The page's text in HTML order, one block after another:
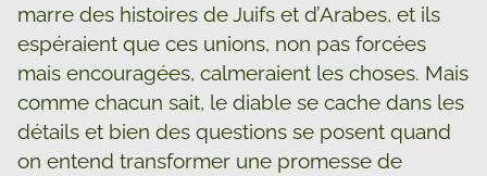
marre des histoires de Juifs et d’Arabes, et ils
espéraient que ces unions, non pas forcées
mais encouragées, calmeraient les choses. Mais
comme chacun sait, le diable se cache dans les
détails et bien des questions se posent quand
on entend transformer une promesse de